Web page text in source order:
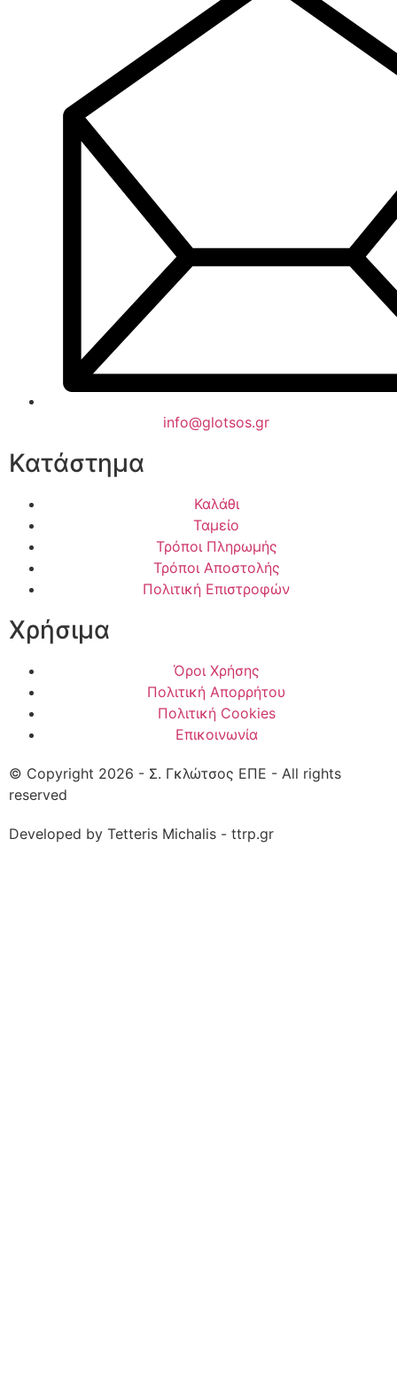
info@glotsos.gr
Κατάστημα
Καλάθι
Ταμείο
Τρόποι Πληρωμής
Τρόποι Αποστολής
Πολιτική Επιστροφών
Χρήσιμα
Όροι Χρήσης
Πολιτική Απορρήτου
Πολιτική Cookies
Επικοινωνία
© Copyright 2026 - Σ. Γκλώτσος ΕΠΕ - All rights
reserved
Developed by Tetteris Michalis - ttrp.gr